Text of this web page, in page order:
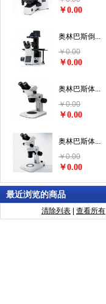
￥0.00
奥林巴斯倒...
￥0.00
￥0.00
奥林巴斯体...
￥0.00
￥0.00
奥林巴斯体...
￥0.00
￥0.00
最近浏览的商品
清除列表 查看所有